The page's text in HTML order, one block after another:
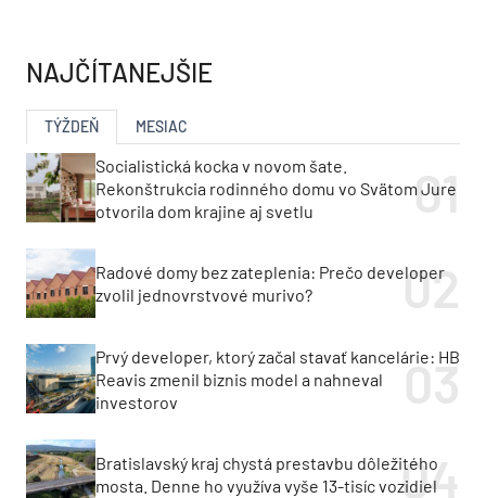
NAJČÍTANEJŠIE
TÝŽDEŇ MESIAC
Socialistická kocka v novom šate.
Rekonštrukcia rodinného domu vo Svätom Jure
otvorila dom krajine aj svetlu
Radové domy bez zateplenia: Prečo developer
zvolil jednovrstvové murivo?
Prvý developer, ktorý začal stavať kancelárie: HB
Reavis zmenil biznis model a nahneval
investorov
Bratislavský kraj chystá prestavbu dôležitého
mosta. Denne ho využíva vyše 13-tisíc vozidiel